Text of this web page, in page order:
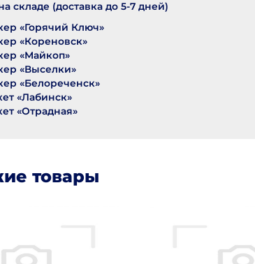
складе (доставка до 5-7 дней)
«Горячий Ключ»
«Кореновск»
«Майкоп»
«Выселки»
«Белореченск»
«Лабинск»
«Отрадная»
товары